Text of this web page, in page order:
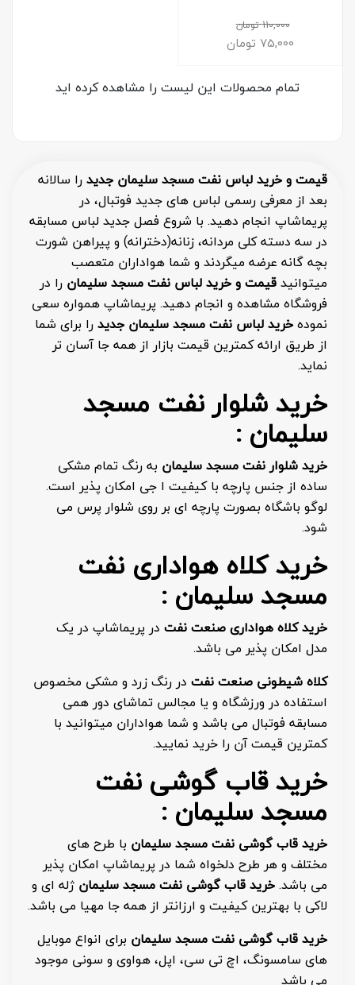
110,000تومان
75,000 تومان
تمام محصولات این لیست را مشاهده کرده اید
قیمت و خرید لباس نفت مسجد سلیمان جدیدرا سالانه
بعد از معرفی رسمی لباس های جدید فوتبال، در
پریماشاپ انجام دهید. با شروع فصل جدید لباس مسابقه
در سه دسته کلی مردانه، زنانه(دخترانه) و پیراهن شورت
بچه گانه عرضه میگردند و شما هواداران متعصب
میتوانیدقیمتوخرید لباس نفت مسجد سلیمان را در
فروشگاه مشاهده و انجام دهید. پریماشاپ همواره سعی
نمودهخرید لباس نفت مسجد سلیمان جدیدرا برای شما
از طریق ارائه کمترین قیمت بازار از همه جا آسان تر
نماید.
خرید شلوار نفت مسجد
سلیمان :
خرید شلوار نفت مسجد سلیمان به رنگ تمام مشکی
ساده از جنس پارچه با کیفیت ا جی امکان پذیر است.
لوگو باشگاه بصورت پارچه ای بر روی شلوار پرس می
شود.
خرید کلاه هواداری نفت
مسجد سلیمان :
خرید کلاه هواداری صنعت نفت در پریماشاپ در یک
مدل امکان پذیر می باشد.
کلاه شیطونی صنعت نفت در رنگ زرد و مشکی مخصوص
استفاده در ورزشگاه و یا مجالس تماشای دور همی
مسابقه فوتبال می باشد و شما هواداران میتوانید با
کمترین قیمت آن را خرید نمایید.
خرید قاب گوشی نفت
مسجد سلیمان :
خرید قاب گوشی نفت مسجد سلیمان با طرح های
مختلف و هر طرح دلخواه شما در پریماشاپ امکان پذیر
می باشد.خرید قاب گوشی نفت مسجد سلیمان ژله ای و
لاکی با بهترین کیفیت و ارزانتر از همه جا مهیا می باشد.
خرید قاب گوشی نفت مسجد سلیمان برای انواع موبایل
های سامسونگ، اچ تی سی، اپل، هواوی و سونی موجود